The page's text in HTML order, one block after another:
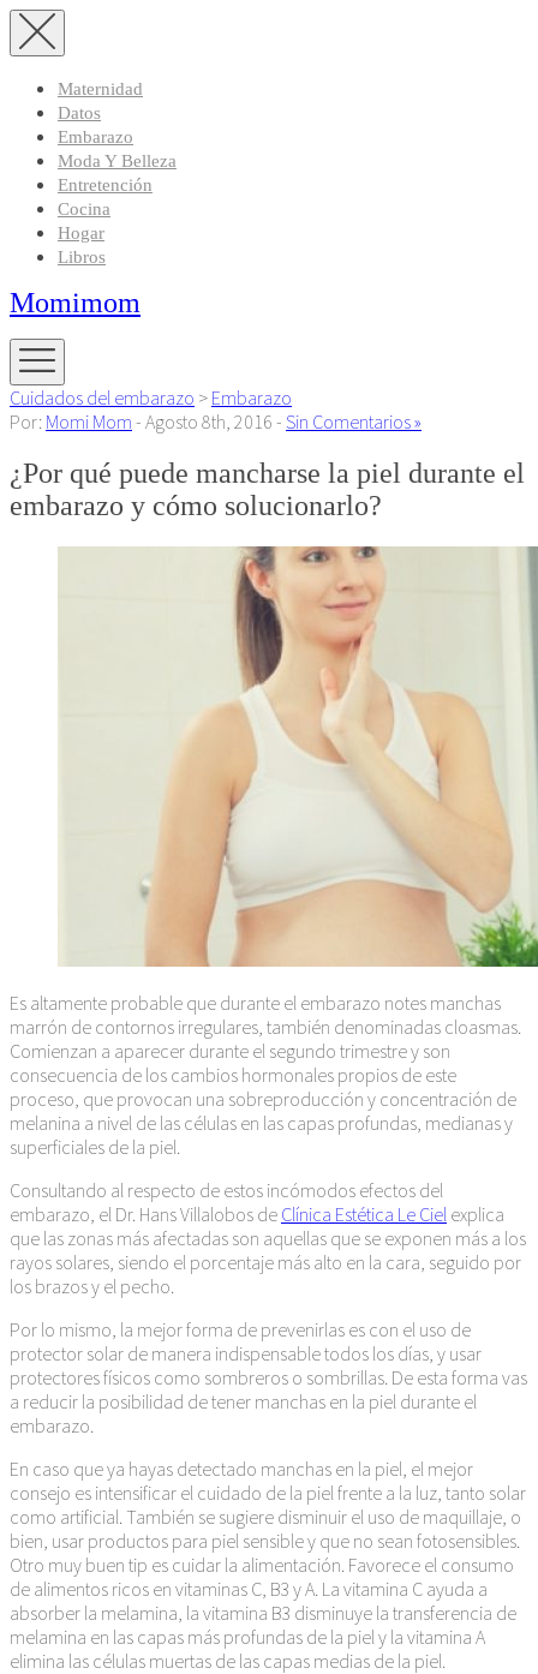
Maternidad
Datos
Embarazo
Moda Y Belleza
Entretención
Cocina
Hogar
Libros
Momimom
Cuidados del embarazo > Embarazo
Por: Momi Mom - Agosto 8th, 2016 - Sin Comentarios »
¿Por qué puede mancharse la piel durante el
embarazo y cómo solucionarlo?
Es altamente probable que durante el embarazo notes manchas
marrón de contornos irregulares, también denominadas cloasmas.
Comienzan a aparecer durante el segundo trimestre y son
consecuencia de los cambios hormonales propios de este
proceso, que provocan una sobreproducción y concentración de
melanina a nivel de las células en las capas profundas, medianas y
superficiales de la piel.
Consultando al respecto de estos incómodos efectos del
embarazo, el Dr. Hans Villalobos de Clínica Estética Le Ciel explica
que las zonas más afectadas son aquellas que se exponen más a los
rayos solares, siendo el porcentaje más alto en la cara, seguido por
los brazos y el pecho.
Por lo mismo, la mejor forma de prevenirlas es con el uso de
protector solar de manera indispensable todos los días, y usar
protectores físicos como sombreros o sombrillas. De esta forma vas
a reducir la posibilidad de tener manchas en la piel durante el
embarazo.
En caso que ya hayas detectado manchas en la piel, el mejor
consejo es intensificar el cuidado de la piel frente a la luz, tanto solar
como artificial. También se sugiere disminuir el uso de maquillaje, o
bien, usar productos para piel sensible y que no sean fotosensibles.
Otro muy buen tip es cuidar la alimentación. Favorece el consumo
de alimentos ricos en vitaminas C, B3 y A. La vitamina C ayuda a
absorber la melamina, la vitamina B3 disminuye la transferencia de
melamina en las capas más profundas de la piel y la vitamina A
elimina las células muertas de las capas medias de la piel.